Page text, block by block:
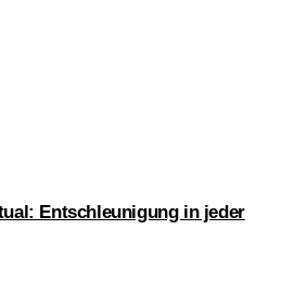
Entschleunigung in jeder